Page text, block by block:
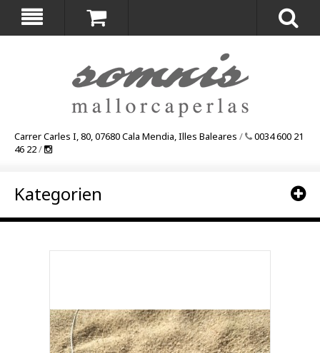
Carrer Carles I, 80, 07680 Cala Mendia, Illes Baleares /
0034 600 21
46 22/
Kategorien